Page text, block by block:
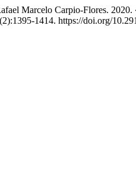
Marcelo Carpio-Flores.
1414. https://doi.org/